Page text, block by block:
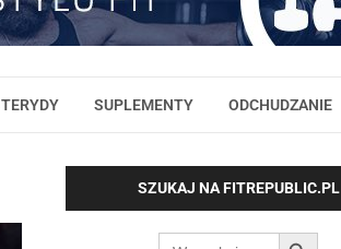
SUPLEMENTY ODCHUDZANIE
SZUKAJ NA FITREPUBLIC.PL
Search SEARCH BUTTON